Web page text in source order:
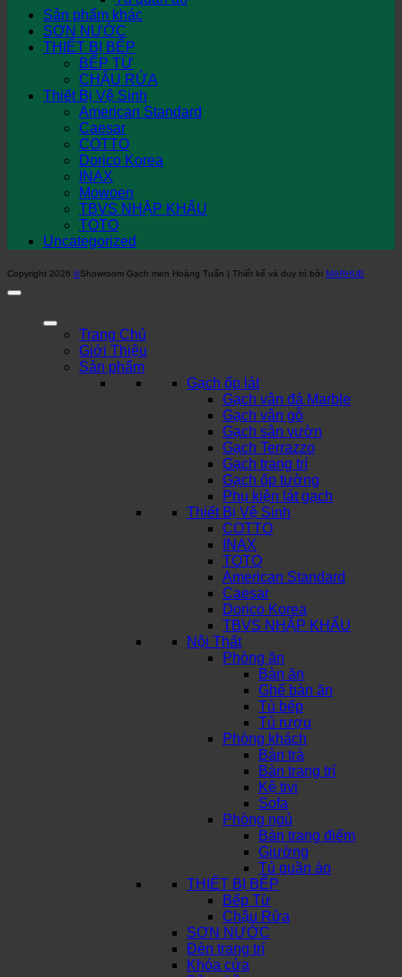
Sản phẩm khác
SƠN NƯỚC
THIẾT BỊ BẾP
BẾP TỪ
CHẬU RỬA
Thiết Bị Vệ Sinh
American Standard
Caesar
COTTO
Dorico Korea
INAX
Mowoen
TBVS NHẬP KHẨU
TOTO
Uncategorized
Copyright 2026 ©Showroom Gạch men Hoàng Tuấn | Thiết kế và duy trì bởi MARHUB
Trang Chủ
Giới Thiệu
Sản phẩm
Gạch ốp lát
Gạch vân đá Marble
Gạch vân gỗ
Gạch sân vườn
Gạch Terrazzo
Gạch trang trí
Gạch ốp tường
Phụ kiện lát gạch
Thiết Bị Vệ Sinh
COTTO
INAX
TOTO
American Standard
Caesar
Dorico Korea
TBVS NHẬP KHẨU
Nội Thất
Phòng ăn
Bàn ăn
Ghế bàn ăn
Tủ bếp
Tủ rượu
Phòng khách
Bàn trà
Bàn trang trí
Kệ tivi
Sofa
Phòng ngủ
Bàn trang điểm
Giường
Tủ quần áo
THIẾT BỊ BẾP
Bếp Từ
Chậu Rửa
SƠN NƯỚC
Đèn trang trí
Khóa cửa